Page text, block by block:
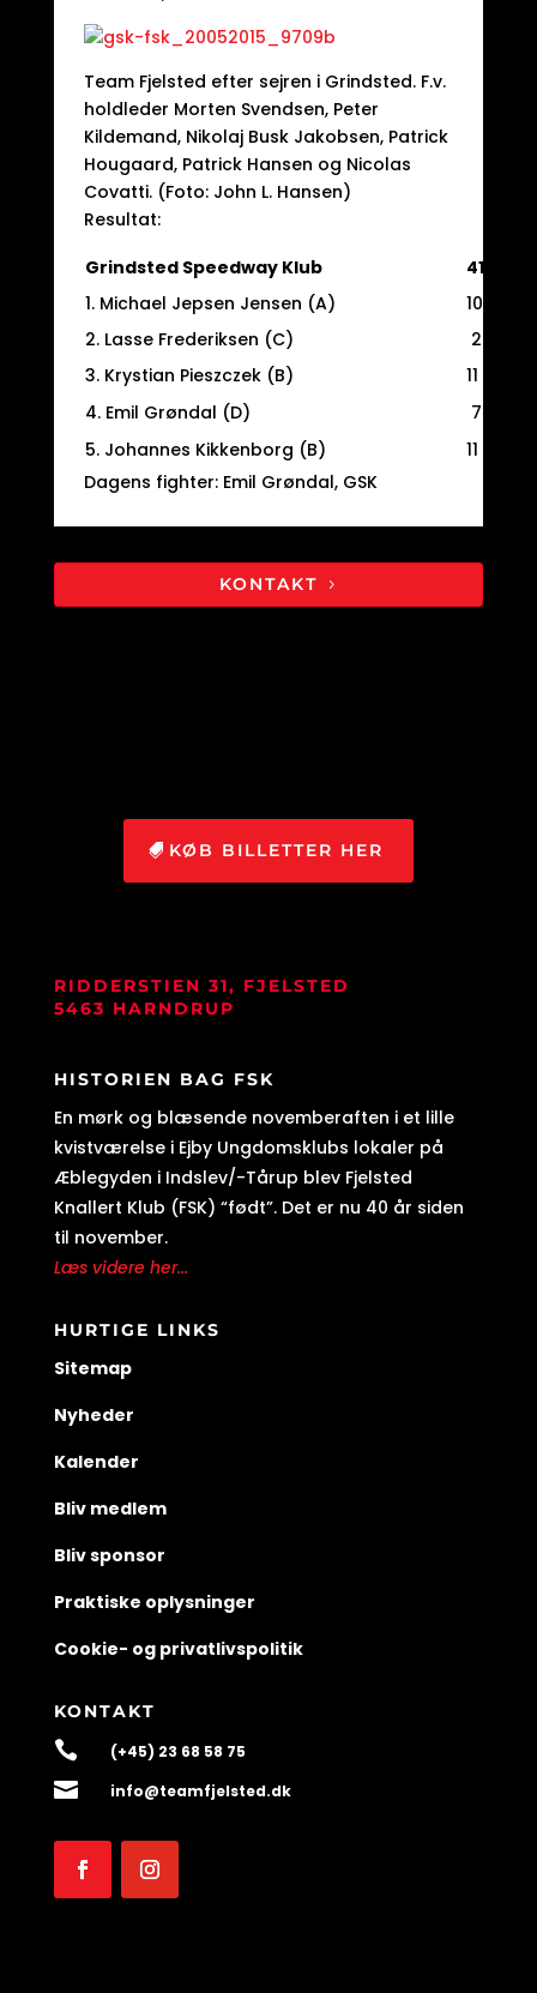
Team Fjelsted efter sejren i Grindsted. F.v.
holdleder Morten Svendsen, Peter
Kildemand, Nikolaj Busk Jakobsen, Patrick
Hougaard, Patrick Hansen og Nicolas
Covatti. (Foto: John L. Hansen)
Resultat:
Grindsted Speedway Klub
41
1. Michael Jepsen Jensen (A)
10
2. Lasse Frederiksen (C)
2+1
3. Krystian Pieszczek (B)
11
4. Emil Grøndal (D)
7+1
5. Johannes Kikkenborg (B)
11
Dagens fighter: Emil Grøndal, GSK
KONTAKT
KØB BILLETTER HER
RIDDERSTIEN 31, FJELSTED
5463 HARNDRUP
HISTORIEN BAG FSK
En mørk og blæsende novemberaften i et lille
kvistværelse i Ejby Ungdomsklubs lokaler på
Æblegyden i Indslev/-Tårup blev Fjelsted
Knallert Klub (FSK) “født”. Det er nu 40 år siden
til november.
Læs videre her...
HURTIGE LINKS
Sitemap
Nyheder
Kalender
Bliv medlem
Bliv sponsor
Praktiske oplysninger
Cookie- og privatlivspolitik
KONTAKT
 (+45) 23 68 58 75
 info@teamfjelsted.dk